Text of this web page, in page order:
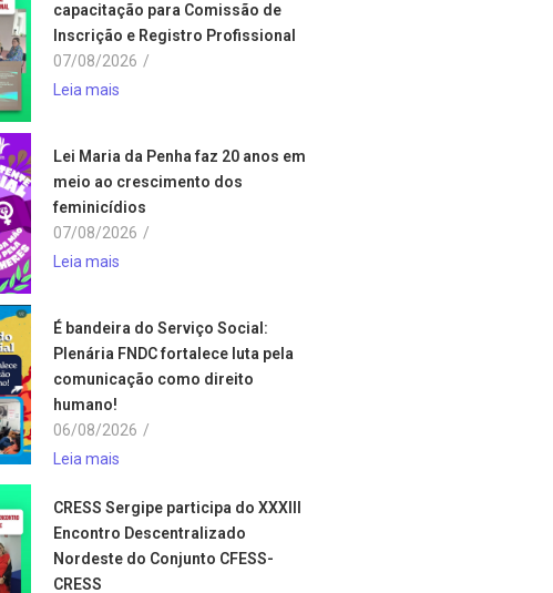
capacitação para Comissão de
Inscrição e Registro Profissional
07/08/2026 /
Leia mais
Lei Maria da Penha faz 20 anos em
meio ao crescimento dos
feminicídios
07/08/2026 /
Leia mais
É bandeira do Serviço Social:
Plenária FNDC fortalece luta pela
comunicação como direito
humano!
06/08/2026 /
Leia mais
CRESS Sergipe participa do XXXIII
Encontro Descentralizado
Nordeste do Conjunto CFESS-
CRESS